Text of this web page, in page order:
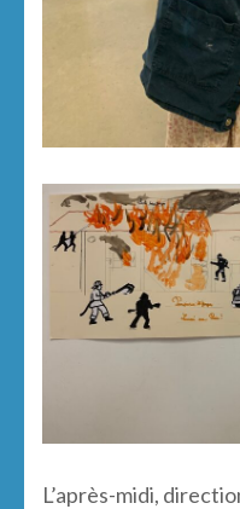
L’après-midi,